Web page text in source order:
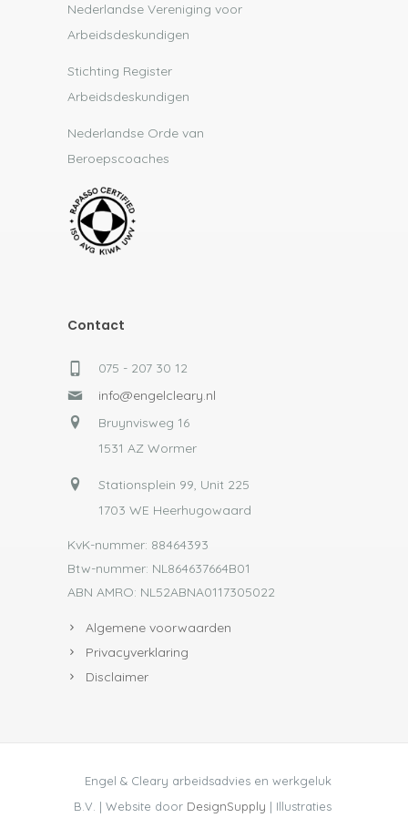
Nederlandse Vereniging voor
Arbeidsdeskundigen
Stichting Register
Arbeidsdeskundigen
Nederlandse Orde van
Beroepscoaches
Contact
075 - 207 30 12
info@engelcleary.nl
Bruynvisweg 16
1531 AZ Wormer
Stationsplein 99, Unit 225
1703 WE Heerhugowaard
KvK-nummer: 88464393
Btw-nummer: NL864637664B01
ABN AMRO: NL52ABNA0117305022
Algemene voorwaarden
Privacyverklaring
Disclaimer
Engel & Cleary arbeidsadvies en werkgeluk
B.V. | Website door DesignSupply | Illustraties